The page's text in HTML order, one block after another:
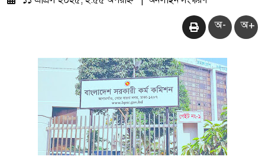
অ- অ+